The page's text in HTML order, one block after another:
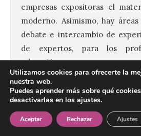
empresas expositoras el
moderno. Asimismo, hay
debate e intercambio de
de expertos, para los
educación.
Así, el área RECURSOS
programa una intensa agenda
talleres, dirigida a los
la educación. Esta área
Utilizamos cookies para ofrecerte la
nuestra web.
Puedes aprender más sobre qué
desactivarlas en los ajustes.
Aceptar Rechazar Ajustes